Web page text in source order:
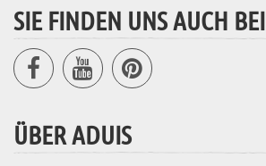
SIE FINDEN UNS AUCH BEI
ÜBER ADUIS